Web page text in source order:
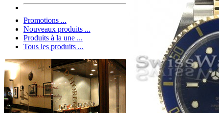
Promotions ...
Nouveaux produits ...
Produits à la une ...
Tous les produits ...